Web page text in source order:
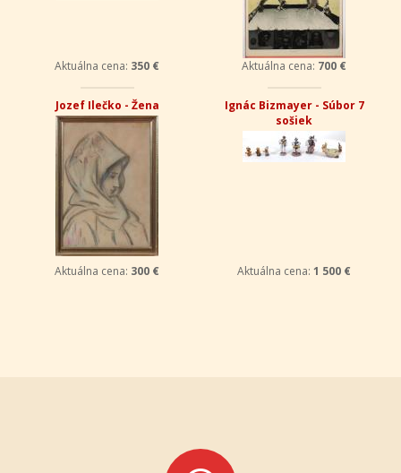
Aktuálna cena: 350 € Aktuálna cena: 700 €
Jozef Ilečko - Žena
Aktuálna cena: 300 €
Ignác Bizmayer - Súbor 7
sošiek
Aktuálna cena: 1 500 €